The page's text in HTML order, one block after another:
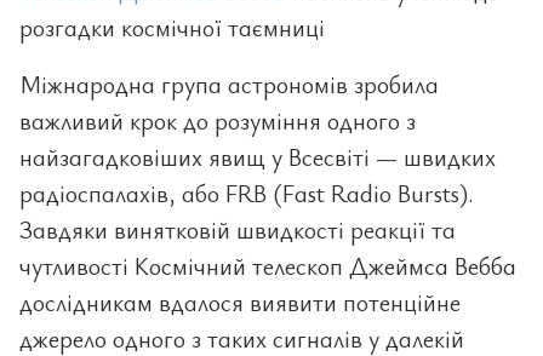
розгадки космічної таємниці
Міжнародна група астрономів зробила
важливий крок до розуміння одного з
найзагадковіших явищ у Всесвіті — швидких
радіоспалахів, або FRB (Fast Radio Bursts).
Завдяки винятковій швидкості реакції та
чутливості Космічний телескоп Джеймса Вебба
дослідникам вдалося виявити потенційне
джерело одного з таких сигналів у далекій